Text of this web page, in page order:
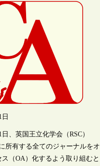
日
日、英国王立化学会（RSC）
所有する全てのジャーナルをオ
（OA）化するよう取り組むと